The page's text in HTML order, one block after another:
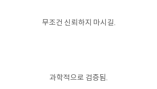
무조건 신뢰하지 마시길.
과학적으로 검증됨.